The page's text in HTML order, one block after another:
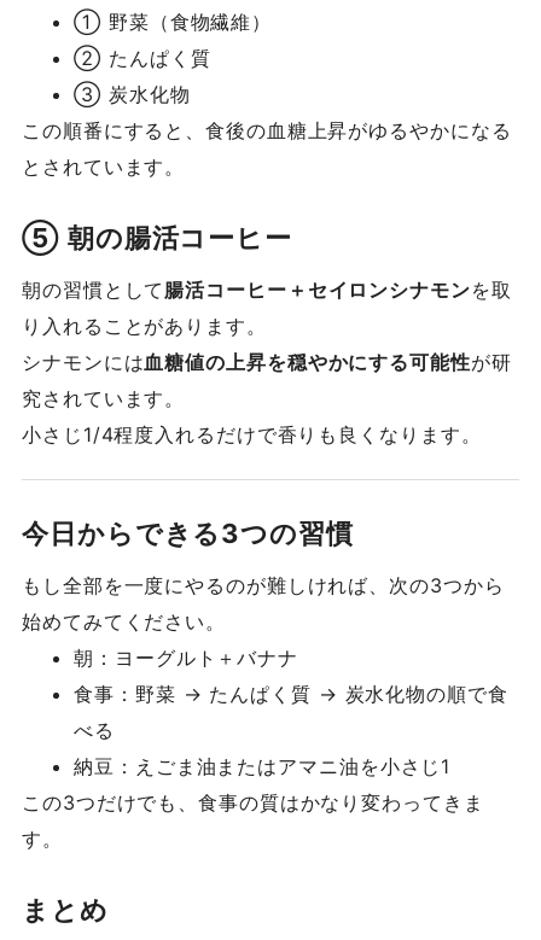
① 野菜（食物繊維）
② たんぱく質
③ 炭水化物
この順番にすると、食後の血糖上昇がゆるやかになる
とされています。
⑤ 朝の腸活コーヒー
朝の習慣として 腸活コーヒー＋セイロンシナモンを取
り入れることがあります。
シナモンには血糖値の上昇を穏やかにする可能性が研
究されています。
小さじ1/4程度入れるだけで香りも良くなります。
今日からできる3つの習慣
もし全部を一度にやるのが難しければ、次の3つから
始めてみてください。
朝：ヨーグルト＋バナナ
食事：野菜 → たんぱく質 → 炭水化物の順で食
べる
納豆：えごま油またはアマニ油を小さじ1
この3つだけでも、食事の質はかなり変わってきま
す。
まとめ